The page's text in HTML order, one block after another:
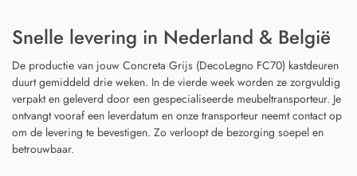
Snelle levering in Nederland & België
De productie van jouw Concreta Grijs (DecoLegno FC70) kastdeuren
duurt gemiddeld drie weken. In de vierde week worden ze zorgvuldig
verpakt en geleverd door een gespecialiseerde meubeltransporteur. Je
ontvangt vooraf een leverdatum en onze transporteur neemt contact op
om de levering te bevestigen. Zo verloopt de bezorging soepel en
betrouwbaar.